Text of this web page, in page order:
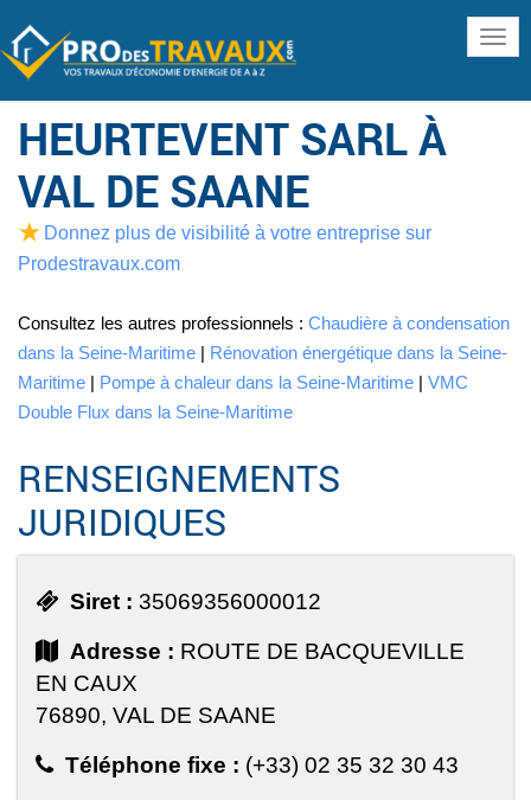
HEURTEVENT SARL À
VAL DE SAANE
Donnez plus de visibilité à votre entreprise sur
Prodestravaux.com
Consultez les autres professionnels : Chaudière à condensation
dans la Seine-Maritime | Rénovation énergétique dans la Seine-
Maritime | Pompe à chaleur dans la Seine-Maritime | VMC
Double Flux dans la Seine-Maritime
RENSEIGNEMENTS
JURIDIQUES
Siret : 35069356000012
Adresse : ROUTE DE BACQUEVILLE
EN CAUX
76890, VAL DE SAANE
Téléphone fixe : (+33) 02 35 32 30 43